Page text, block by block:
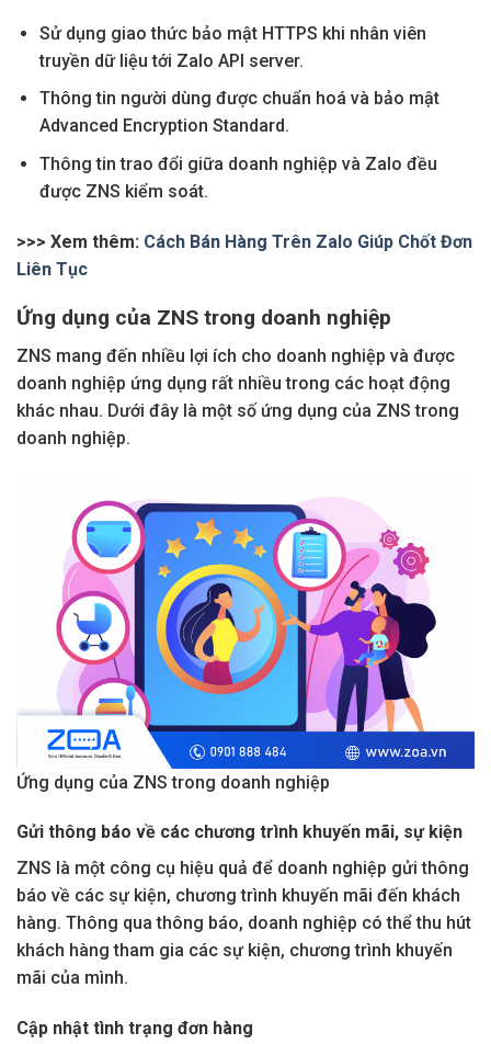
Sử dụng giao thức bảo mật HTTPS khi nhân viên
truyền dữ liệu tới Zalo API server.
Thông tin người dùng được chuẩn hoá và bảo mật
Advanced Encryption Standard.
Thông tin trao đổi giữa doanh nghiệp và Zalo đều
được ZNS kiểm soát.
>>> Xem thêm: Cách Bán Hàng Trên Zalo Giúp Chốt Đơn
Liên Tục
Ứng dụng của ZNS trong doanh nghiệp
ZNS mang đến nhiều lợi ích cho doanh nghiệp và được
doanh nghiệp ứng dụng rất nhiều trong các hoạt động
khác nhau. Dưới đây là một số ứng dụng của ZNS trong
doanh nghiệp.
Ứng dụng của ZNS trong doanh nghiệp
Gửi thông báo về các chương trình khuyến mãi, sự kiện
ZNS là một công cụ hiệu quả để doanh nghiệp gửi thông
báo về các sự kiện, chương trình khuyến mãi đến khách
hàng. Thông qua thông báo, doanh nghiệp có thể thu hút
khách hàng tham gia các sự kiện, chương trình khuyến
mãi của mình.
Cập nhật tình trạng đơn hàng